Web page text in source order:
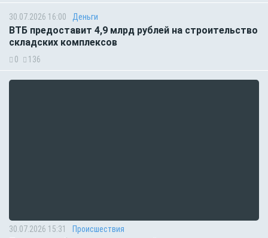
30.07.2026 16:00 Деньги
ВТБ предоставит 4,9 млрд рублей на строительство
складских комплексов
0 136
30.07.2026 15:31 Происшествия